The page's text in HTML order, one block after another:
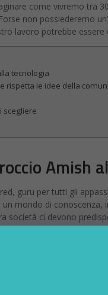
come vivremo tra
non possiederemo
lavoro potrebbe
tecnologia
rispetta le idee della
scegliere
Amish
guru per tutti gli
mondo di
società ci devono
al futuro ed è una
nostra vita, dalla
può essere indirizzata
e come la
tecnologia” in cu
i Kelly